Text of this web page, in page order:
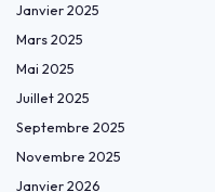
Janvier 2025
Mars 2025
Mai 2025
Juillet 2025
Septembre 2025
Novembre 2025
Janvier 2026